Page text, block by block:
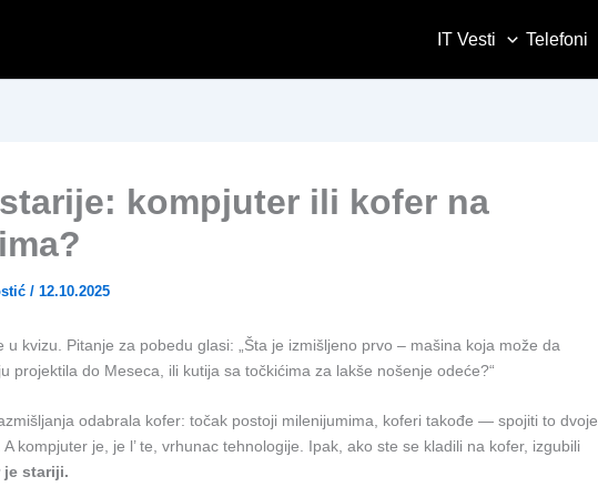
IT Vesti Telefoni
kompjuter ili kofer na
/ 12.10.2025
u kvizu. Pitanje za pobedu glasi: „Šta je izmišljeno prvo – mašina koja može da
projektila do Meseca, ili kutija sa točkićima za lakše nošenje odeće?“
odabrala kofer: točak postoji milenijumima, koferi takođe — spojiti to dvoje
kompjuter je, je l’ te, vrhunac tehnologije. Ipak, ako ste se kladili na kofer, izgubili
je stariji.